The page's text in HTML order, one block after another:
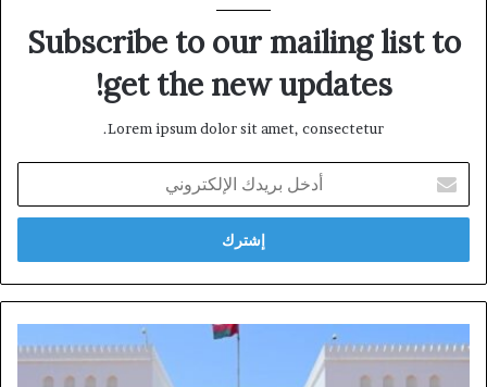
Subscribe to our mailing list to
get the new updates!
Lorem ipsum dolor sit amet, consectetur.
بريدك
الإلكتروني